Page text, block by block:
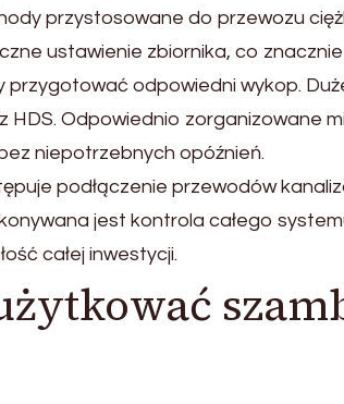
przystosowane do przewozu
ustawienie zbiornika, co
odpowiedni wykop.
Odpowiednio zorganizowane
niepotrzebnych opóźnień.
podłączenie przewodów
jest kontrola całego
całej inwestycji.